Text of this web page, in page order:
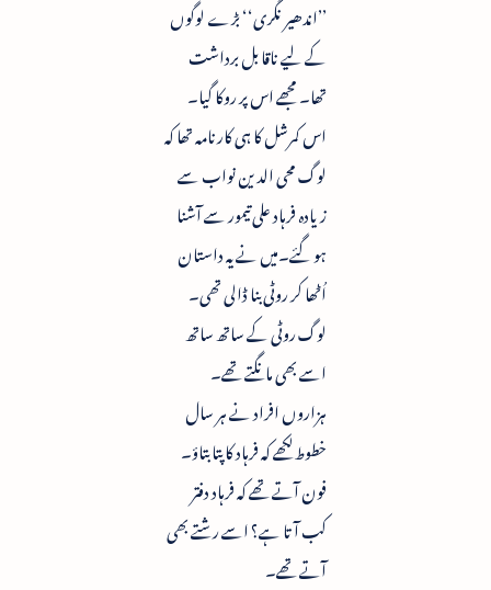
’’اندھیر نگری‘‘ بڑے لوگوں
کے لیے ناقابل برداشت
تھا۔ مجھے اس پر روکا گیا۔
اس کمرشل کا ہی کارنامہ تھا کہ
لوگ محی الدین نواب سے
زیادہ فرہاد علی تیمور سے آشنا
ہو گئے۔میں نے یہ داستان
اُٹھا کر روٹی بنا ڈالی تھی۔
لوگ روٹی کے ساتھ ساتھ
اسے بھی مانگتے تھے۔
ہزاروں افراد نے ہر سال
خطوط لکھے کہ فرہاد کا پتا بتاؤ۔
فون آتے تھے کہ فرہاد دفتر
کب آتا ہے؟ اسے رشتے بھی
آتے تھے۔​